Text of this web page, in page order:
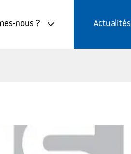
nous ? Actualités